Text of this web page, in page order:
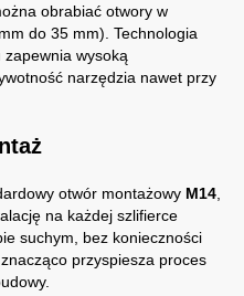
obrabiać otwory w
do 35 mm). Technologia
wysoką
narzędzia nawet przy
otwór montażowy M14
na każdej szlifierce
suchym, bez konieczności
przyspiesza proces